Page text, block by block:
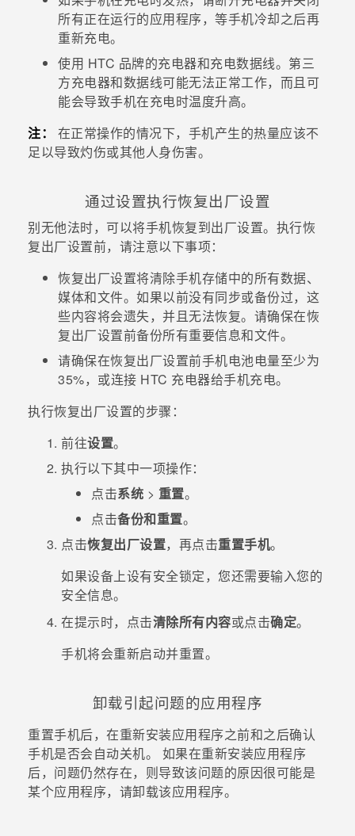
所有正在运行的应用程序，等手机冷却之后再
重新充电。
使用 HTC 品牌的充电器和充电数据线。第三
方充电器和数据线可能无法正常工作，而且可
能会导致手机在充电时温度升高。
注：
在正常操作的情况下，手机产生的热量应该不
足以导致灼伤或其他人身伤害。
通过设置执行恢复出厂设置
别无他法时，可以将手机恢复到出厂设置。执行恢
复出厂设置前，请注意以下事项：
恢复出厂设置将清除手机存储中的所有数据、
媒体和文件。如果以前没有同步或备份过，这
些内容将会遗失，并且无法恢复。请确保在恢
复出厂设置前备份所有重要信息和文件。
请确保在恢复出厂设置前手机电池电量至少为
35%，或连接 HTC 充电器给手机充电。
执行恢复出厂设置的步骤：
前往设置。
执行以下其中一项操作：
点击系统 > 重置。
点击备份和重置。
点击恢复出厂设置，再点击重置手机。
如果设备上设有安全锁定，您还需要输入您的
安全信息。
在提示时，点击清除所有内容或点击确定。
手机将会重新启动并重置。
卸载引起问题的应用程序
重置手机后，在重新安装应用程序之前和之后确认
手机是否会自动关机。
如果在重新安装应用程序
后，问题仍然存在，则导致该问题的原因很可能是
某个应用程序，请卸载该应用程序。